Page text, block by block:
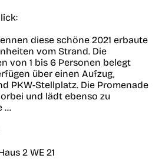
diese schöne 2021 erbaute
vom Strand. Die
von 1 bis 6 Personen belegt
über einen Aufzug,
PKW-Stellplatz. Die Promenade
und lädt ebenso zu
...
2 WE 21